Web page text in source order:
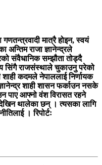
मात्रै होइन, स्वयं
अन्तिम राजा ज्ञानेन्द्रले
संवैधानिक सम्झौता तोड्दै
सिंगै राजसंस्थाले चुकाउनु परेको
कदमले नेपाललाई निर्णायक
शाही शासन फर्काउन नसके
पाए आफ्नो वंश विरासत रहने
थालेका छन् । त्यसका लागि
। रिपोर्टः